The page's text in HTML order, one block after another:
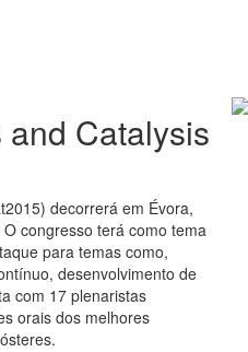
Catalysis
decorrerá em Évora,
congresso terá como tema
para temas como,
desenvolvimento de
com 17 plenaristas
orais dos melhores